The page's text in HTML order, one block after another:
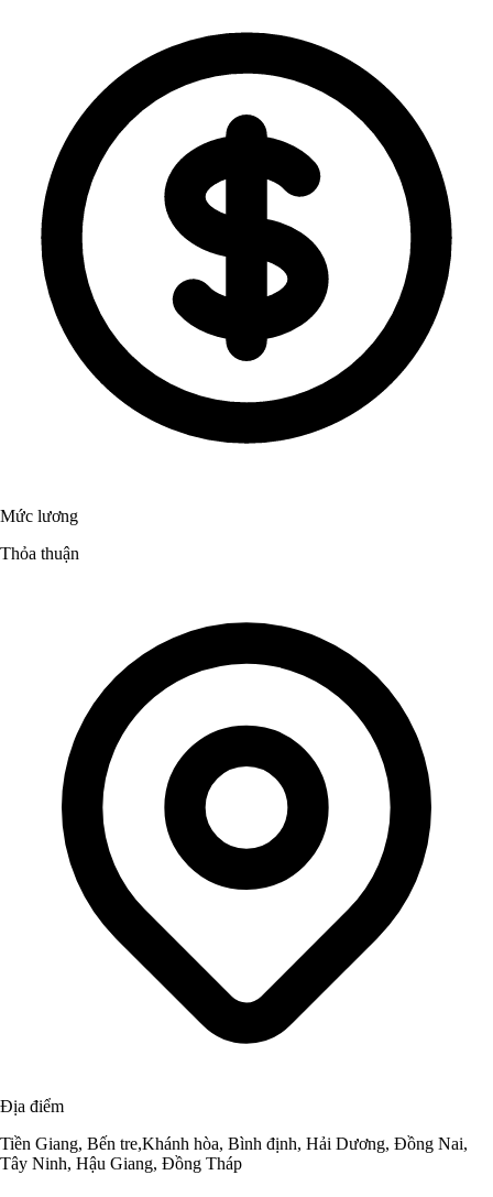
Mức lương
Thỏa thuận
Địa điểm
Tiền Giang, Bến tre,Khánh hòa, Bình định, Hải Dương, Đồng Nai,
Tây Ninh, Hậu Giang, Đồng Tháp